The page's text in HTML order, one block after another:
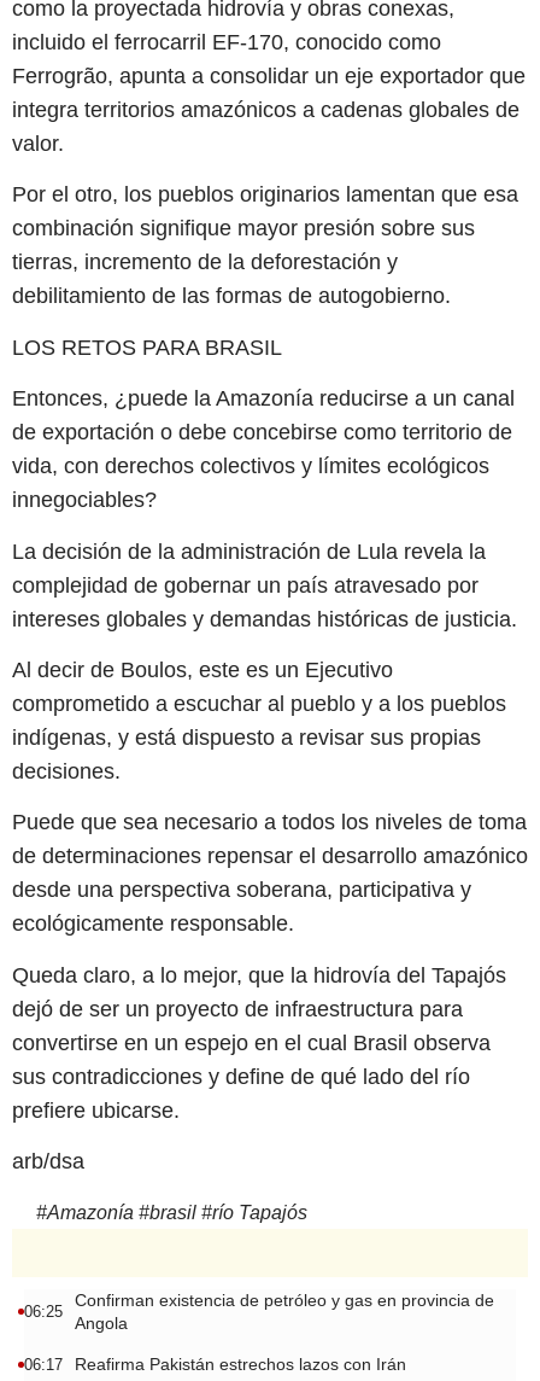
como la proyectada hidrovía y obras conexas,
incluido el ferrocarril EF-170, conocido como
Ferrogrão, apunta a consolidar un eje exportador que
integra territorios amazónicos a cadenas globales de
valor.
Por el otro, los pueblos originarios lamentan que esa
combinación signifique mayor presión sobre sus
tierras, incremento de la deforestación y
debilitamiento de las formas de autogobierno.
LOS RETOS PARA BRASIL
Entonces, ¿puede la Amazonía reducirse a un canal
de exportación o debe concebirse como territorio de
vida, con derechos colectivos y límites ecológicos
innegociables?
La decisión de la administración de Lula revela la
complejidad de gobernar un país atravesado por
intereses globales y demandas históricas de justicia.
Al decir de Boulos, este es un Ejecutivo
comprometido a escuchar al pueblo y a los pueblos
indígenas, y está dispuesto a revisar sus propias
decisiones.
Puede que sea necesario a todos los niveles de toma
de determinaciones repensar el desarrollo amazónico
desde una perspectiva soberana, participativa y
ecológicamente responsable.
Queda claro, a lo mejor, que la hidrovía del Tapajós
dejó de ser un proyecto de infraestructura para
convertirse en un espejo en el cual Brasil observa
sus contradicciones y define de qué lado del río
prefiere ubicarse.
arb/dsa
#Amazonía #brasil #río Tapajós
06:25
Confirman existencia de petróleo y gas en provincia de
Angola
06:17 Reafirma Pakistán estrechos lazos con Irán